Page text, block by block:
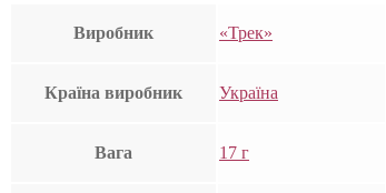
Виробник «Трек»
Країна виробник Україна
Вага 17 г